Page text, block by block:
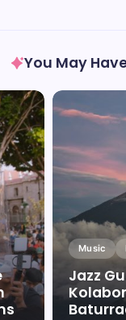
You May
Music
Jazz